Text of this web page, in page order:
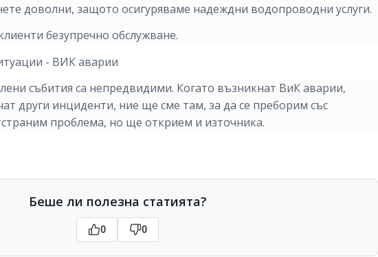
доволни, защото осигуряваме надеждни водопроводни услуги.
безупречно обслужване.
- ВИК аварии
събития са непредвидими. Когато възникнат ВиК аварии,
други инциденти, ние ще сме там, за да се преборим със
проблема, но ще открием и източника.
Беше ли полезна статията?
0 0